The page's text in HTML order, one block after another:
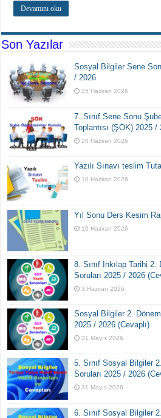
Devamını oku
Son Yazılar
Sosyal Bilgiler Sene
/ 2026
25 Haziran 2026
7. Sınıf Sene Sonu
Toplantısı (ŞÖK) 2025 /
24 Haziran 2026
Yazılı Sınavı teslim
10 Haziran 2026
Yıl Sonu Ders Kesim
10 Haziran 2026
8. Sınıf İnkılap Tarihi 2.
Soruları 2025 / 2026
3 Haziran 2026
Sosyal Bilgiler 2. Dönem
2025 / 2026 (Cevaplı)
31 Mayıs 2026
5. Sınıf Sosyal Bilgiler
Soruları 2025 / 2026
31 Mayıs 2026
6. Sınıf Sosyal Bilgiler